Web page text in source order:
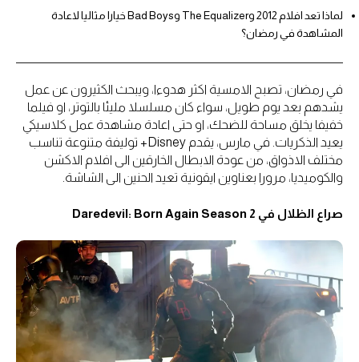
لماذا تعد افلام 2012 وThe Equalizer وBad Boys خيارا مثاليا لاعادة
المشاهدة في رمضان؟
في رمضان، تصبح الامسية اكثر هدوءا، ويبحث الكثيرون عن عمل
يشدهم بعد يوم طويل، سواء كان مسلسلا مليئا بالتوتر، او فيلما
خفيفا يخلق مساحة للضحك، او حتى اعادة مشاهدة عمل كلاسيكي
يعيد الذكريات. في مارس، يقدم Disney+ توليفة متنوعة تناسب
مختلف الاذواق، من عودة الابطال الخارقين الى افلام الاكشن
والكوميديا، مرورا بعناوين ايقونية تعيد الحنين الى الشاشة.
صراع الظلال في Daredevil: Born Again Season 2